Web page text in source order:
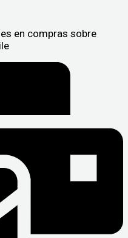
en compras sobre